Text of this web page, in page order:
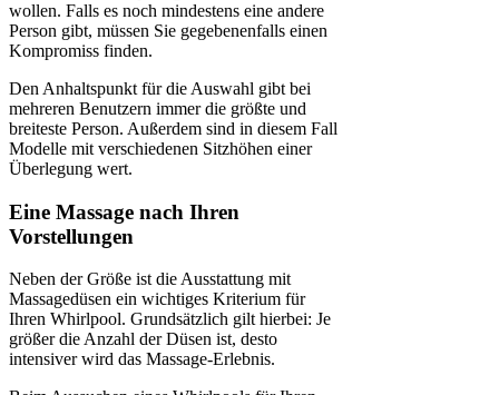
wollen. Falls es noch mindestens eine andere
Person gibt, müssen Sie gegebenenfalls einen
Kompromiss finden.
Den Anhaltspunkt für die Auswahl gibt bei
mehreren Benutzern immer die größte und
breiteste Person. Außerdem sind in diesem Fall
Modelle mit verschiedenen Sitzhöhen einer
Überlegung wert.
Eine Massage nach Ihren
Vorstellungen
Neben der Größe ist die Ausstattung mit
Massagedüsen ein wichtiges Kriterium für
Ihren Whirlpool. Grundsätzlich gilt hierbei: Je
größer die Anzahl der Düsen ist, desto
intensiver wird das Massage-Erlebnis.